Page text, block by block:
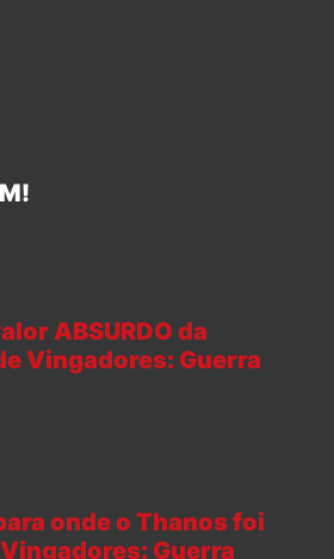
ABSURDO da
Vingadores: Guerra
onde o Thanos foi
Guerra